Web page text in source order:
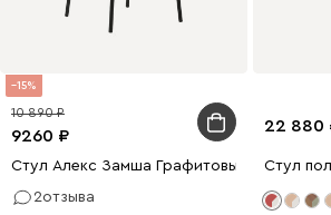
15
9260
10 890
Стул Алекс Замша Графитовый/Черный
2отзыва
22 880
Стул